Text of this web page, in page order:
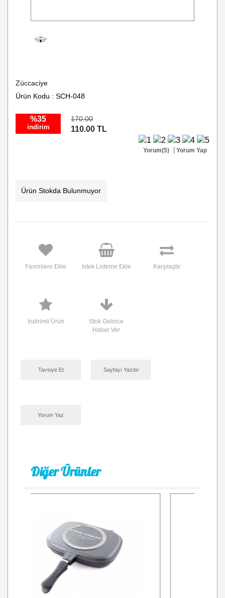
Züccaciye
Ürün Kodu : SCH-048
%35
indirim
170.00
110.00 TL
Yorum(5) Yorum Yap
Ürün Stokda Bulunmuyor
Favorilere Ekle İstek Listeme Ekle Karşılaştır
İndirimli Ürün
Stok Gelince
Haber Ver
Tavsiye Et Sayfayı Yazdır
Yorum Yaz
Diğer Ürünler